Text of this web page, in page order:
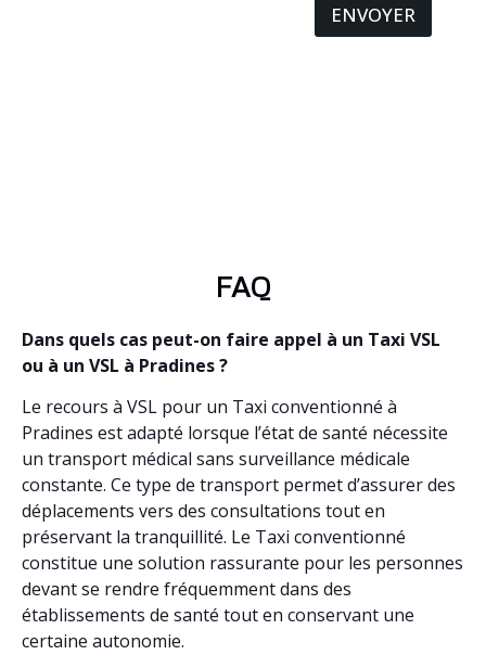
ENVOYER
FAQ
Dans quels cas peut-on faire appel à un Taxi VSL
ou à un VSL à Pradines ?
Le recours à VSL pour un Taxi conventionné à
Pradines est adapté lorsque l’état de santé nécessite
un transport médical sans surveillance médicale
constante. Ce type de transport permet d’assurer des
déplacements vers des consultations tout en
préservant la tranquillité. Le Taxi conventionné
constitue une solution rassurante pour les personnes
devant se rendre fréquemment dans des
établissements de santé tout en conservant une
certaine autonomie.